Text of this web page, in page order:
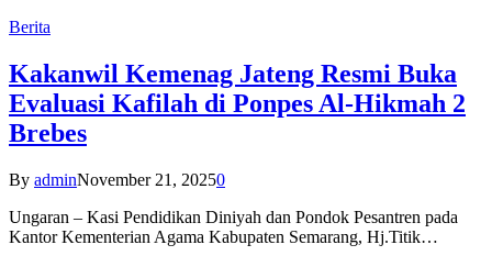
Berita
Kakanwil Kemenag Jateng Resmi Buka
Evaluasi Kafilah di Ponpes Al-Hikmah 2
Brebes
By adminNovember 21, 20250
Ungaran – Kasi Pendidikan Diniyah dan Pondok Pesantren pada
Kantor Kementerian Agama Kabupaten Semarang, Hj.Titik…